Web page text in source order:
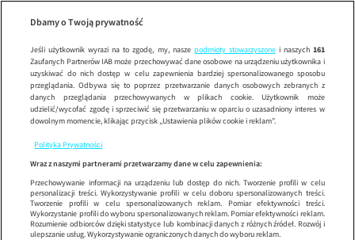
Wypróbuj aplikację mobilną
Korzystaj z łatwiejszej nawigacji i ciesz się szybszym
Dbamy o Twoją prywatność
Jeśli użytkownik wyrazi na to zgodę, my, nasze podmioty stowarzyszonei naszych 161
Zaufanych Partnerów IAB może przechowywać dane osobowe na urządzeniu użytkownika i
uzyskiwać do nich dostęp w celu zapewnienia bardziej spersonalizowanego sposobu
przeglądania. Odbywa się to poprzez przetwarzanie danych osobowych zebranych z
danych przeglądania przechowywanych w plikach cookie. Użytkownik może
udzielić/wycofać zgodę i sprzeciwić się przetwarzaniu w oparciu o uzasadniony interes w
dowolnym momencie, klikając przycisk „Ustawienia plików cookie i reklam”.
Polityka Prywatności
Wraz z naszymi partnerami przetwarzamy dane w celu zapewnienia:
Przechowywanie informacji na urządzeniu lub dostęp do nich. Tworzenie profili w celu
personalizacji treści. Wykorzystywanie profili w celu doboru spersonalizowanych treści.
Tworzenie profili w celu spersonalizowanych reklam. Pomiar efektywności treści.
Wykorzystanie profili do wyboru spersonalizowanych reklam. Pomiar efektywności reklam.
Rozumienie odbiorców dzięki statystyce lub kombinacji danych z różnych źródeł. Rozwój i
ulepszanie usług. Wykorzystywanie ograniczonych danych do wyboru reklam.